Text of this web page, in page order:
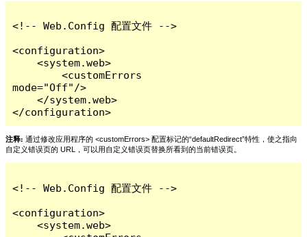
<!-- Web.Config 配置文件 -->
<configuration>
    <system.web>
        <customErrors
mode="Off"/>
    </system.web>
</configuration>
注释: 通过修改应用程序的 <customErrors> 配置标记的“defaultRedirect”特性，使之指向
自定义错误页的 URL，可以用自定义错误页替换所看到的当前错误页。
<!-- Web.Config 配置文件 -->
<configuration>
    <system.web>